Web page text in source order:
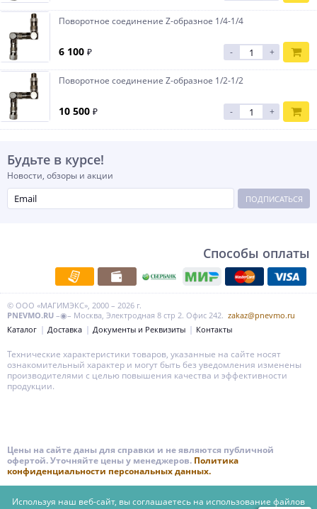
Поворотное соединение Z-образное 1/4-1/4
6 100 ₽ - +
Поворотное соединение Z-образное 1/2-1/2
10 500 ₽ - +
Будьте в курсе!
Новости, обзоры и акции
ПОДПИСАТЬСЯ
Способы оплаты
© ООО «МАГИМЭКС», 2000 – 2026 г.
PNEVMO.RU –◉– Москва, Электродная 8 стр 2. Офис 242. zakaz@pnevmo.ru
Каталог
Доставка Документы и Реквизиты Контакты
Технические характеристики товаров, указанные на сайте носят
ознакомительный характер и могут быть без уведомления изменены
производителями с целью повышения качества и эффективности
продукции.
Цены на сайте даны для справки и не являются публичной
офертой. Уточняйте цены у менеджеров. Политика
конфиденциальности персональных данных.
Используя наш веб-сайт, вы соглашаетесь на использование файлов